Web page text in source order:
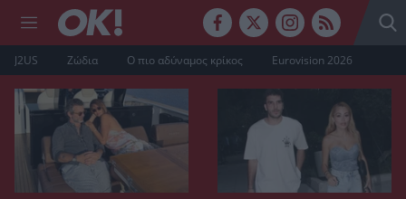
J2US Ζώδια Ο πιο αδύναμος κρίκος Eurovision 2026